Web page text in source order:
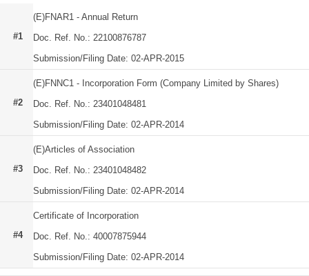
#1
(E)FNAR1 - Annual Return
Doc. Ref. No.: 22100876787
Submission/Filing Date: 02-APR-2015
#2
(E)FNNC1 - Incorporation Form (Company Limited by Shares)
Doc. Ref. No.: 23401048481
Submission/Filing Date: 02-APR-2014
#3
(E)Articles of Association
Doc. Ref. No.: 23401048482
Submission/Filing Date: 02-APR-2014
#4
Certificate of Incorporation
Doc. Ref. No.: 40007875944
Submission/Filing Date: 02-APR-2014